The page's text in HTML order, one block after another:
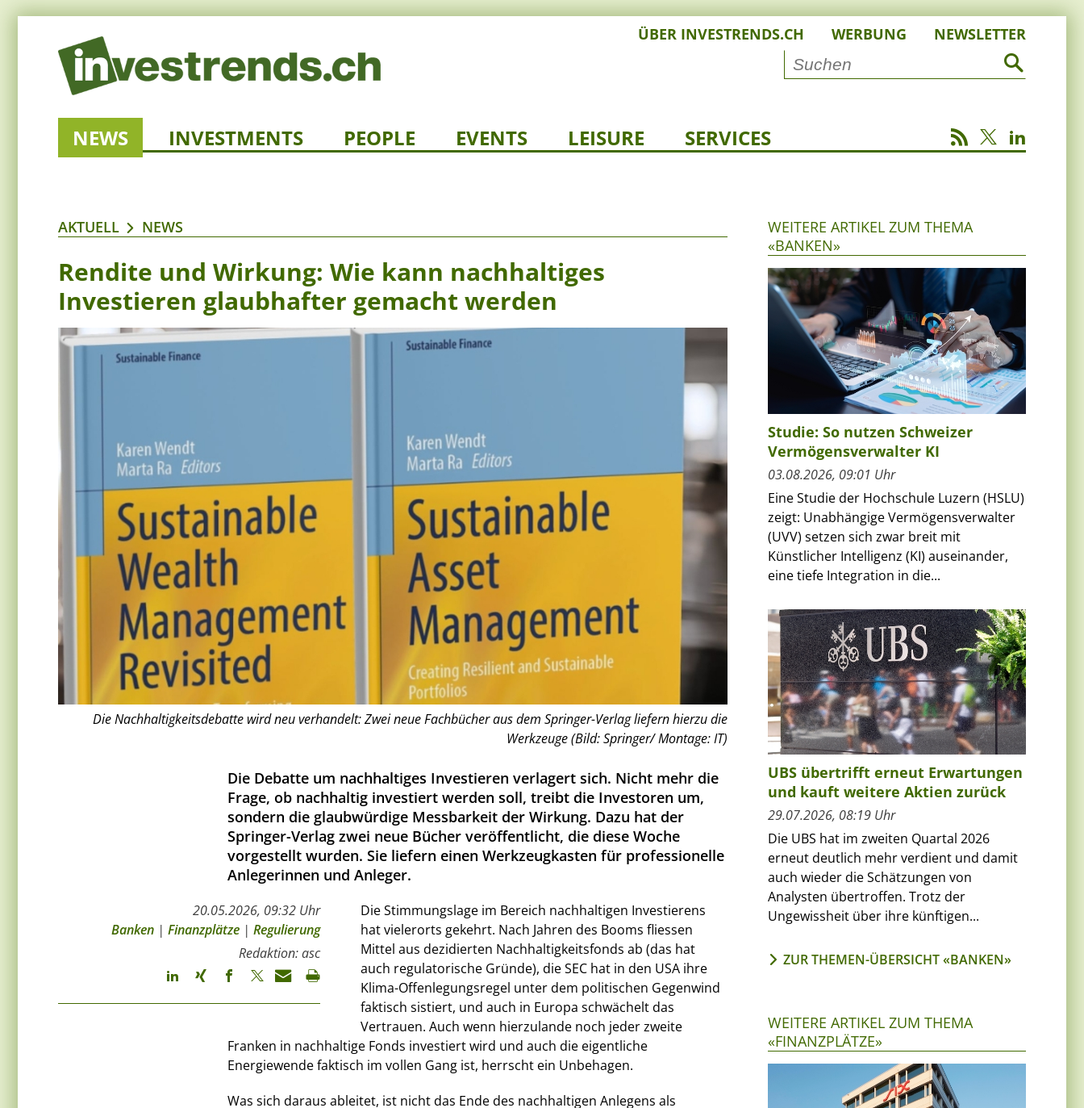
ÜBER INVESTRENDS.CH WERBUNG NEWSLETTER
NEWS INVESTMENTS PEOPLE EVENTS LEISURE SERVICES
AKTUELL NEWS
Rendite und Wirkung: Wie kann nachhaltiges
Investieren glaubhafter gemacht werden
Die Nachhaltigkeitsdebatte wird neu verhandelt: Zwei neue Fachbücher aus dem Springer-Verlag liefern hierzu die
Werkzeuge (Bild: Springer/ Montage: IT)
Die Debatte um nachhaltiges Investieren verlagert sich. Nicht mehr die
Frage, ob nachhaltig investiert werden soll, treibt die Investoren um,
sondern die glaubwürdige Messbarkeit der Wirkung. Dazu hat der
Springer-Verlag zwei neue Bücher veröffentlicht, die diese Woche
vorgestellt wurden. Sie liefern einen Werkzeugkasten für professionelle
Anlegerinnen und Anleger.
20.05.2026, 09:32 Uhr
Banken | Finanzplätze | Regulierung
Redaktion: asc
Die Stimmungslage im Bereich nachhaltigen Investierens
hat vielerorts gekehrt. Nach Jahren des Booms fliessen
Mittel aus dezidierten Nachhaltigkeitsfonds ab (das hat
auch regulatorische Gründe), die SEC hat in den USA ihre
Klima-Offenlegungsregel unter dem politischen Gegenwind
faktisch sistiert, und auch in Europa schwächelt das
Vertrauen. Auch wenn hierzulande noch jeder zweite
Franken in nachhaltige Fonds investiert wird und auch die eigentliche
Energiewende faktisch im vollen Gang ist, herrscht ein Unbehagen.
Was sich daraus ableitet, ist nicht das Ende des nachhaltigen Anlegens als
WEITERE ARTIKEL ZUM THEMA
«BANKEN»
Studie: So nutzen Schweizer
Vermögensverwalter KI
03.08.2026, 09:01 Uhr
Eine Studie der Hochschule Luzern (HSLU)
zeigt: Unabhängige Vermögensverwalter
(UVV) setzen sich zwar breit mit
Künstlicher Intelligenz (KI) auseinander,
eine tiefe Integration in die...
UBS übertrifft erneut Erwartungen
und kauft weitere Aktien zurück
29.07.2026, 08:19 Uhr
Die UBS hat im zweiten Quartal 2026
erneut deutlich mehr verdient und damit
auch wieder die Schätzungen von
Analysten übertroffen. Trotz der
Ungewissheit über ihre künftigen...
ZUR THEMEN-ÜBERSICHT «BANKEN»
WEITERE ARTIKEL ZUM THEMA
«FINANZPLÄTZE»